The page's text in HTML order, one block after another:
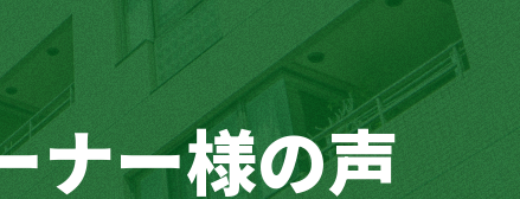
ナー様の声